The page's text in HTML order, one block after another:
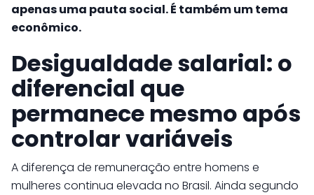
apenas uma pauta social. É também um tema
econômico.
Desigualdade salarial: o
diferencial que
permanece mesmo após
controlar variáveis
A diferença de remuneração entre homens e
mulheres continua elevada no Brasil. Ainda segundo